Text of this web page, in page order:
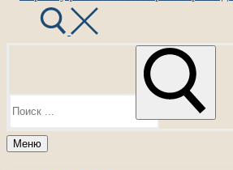
Меню